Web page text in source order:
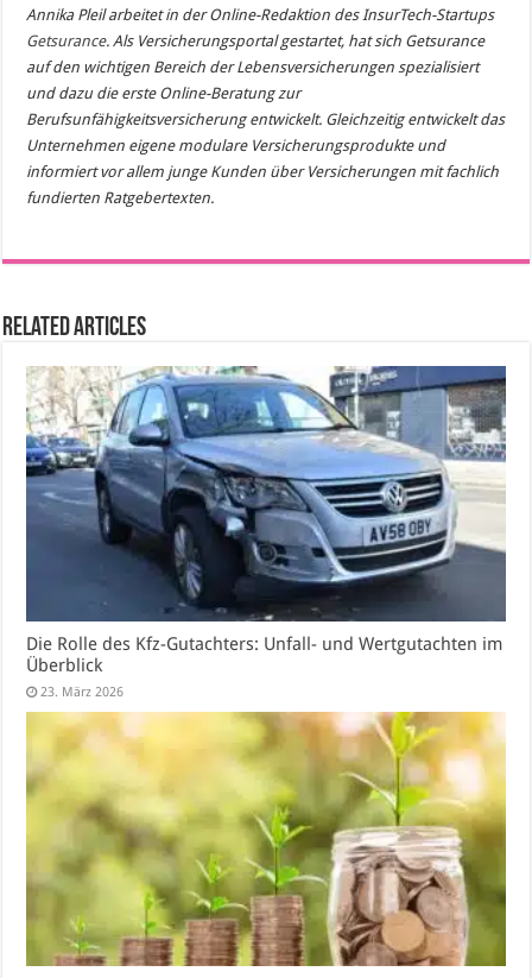
Annika Pleil arbeitet in der Online-Redaktion des InsurTech-Startups
Getsurance. Als Versicherungsportal gestartet, hat sich Getsurance
auf den wichtigen Bereich der Lebensversicherungen spezialisiert
und dazu die erste Online-Beratung zur
Berufsunfähigkeitsversicherung entwickelt. Gleichzeitig entwickelt das
Unternehmen eigene modulare Versicherungsprodukte und
informiert vor allem junge Kunden über Versicherungen mit fachlich
fundierten Ratgebertexten.
Related Articles
Die Rolle des Kfz-Gutachters: Unfall- und Wertgutachten im
Überblick
23. März 2026